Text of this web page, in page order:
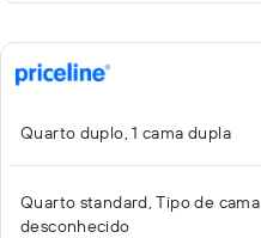
Quarto duplo, 1 cama dupla
Quarto standard, Tipo de cama
desconhecido